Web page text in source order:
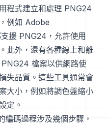
程式建立和處理 PNG24
例如 Adobe
援 PNG24，允許使用
此外，還有各種線上和離
檔案以供網路使
失品質。這些工具通常會
大小，例如將調色盤縮小
定。
碼過程涉及幾個步驟，